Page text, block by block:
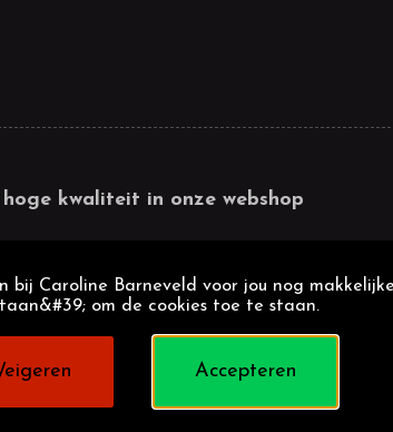
kwaliteit in onze webshop
Caroline Barneveld voor jou nog
om de cookies toe te staan.
Accepteren